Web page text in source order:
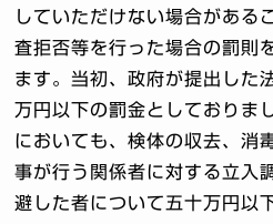
していただけない場合がある
査拒否等を行った場合の罰則
ます。当初、政府が提出した
万円以下の罰金としておりま
においても、検体の収去、消
事が行う関係者に対する立入
避した者について五十万円以